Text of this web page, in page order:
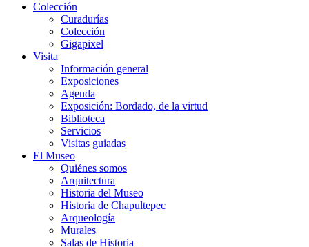
Colección
Curadurías
Colección
Gigapixel
Visita
Información general
Exposiciones
Agenda
Exposición: Bordado, de la virtud
Biblioteca
Servicios
Visitas guiadas
El Museo
Quiénes somos
Arquitectura
Historia del Museo
Historia de Chapultepec
Arqueología
Murales
Salas de Historia